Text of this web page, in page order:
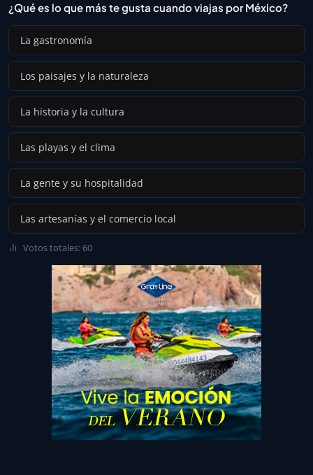
¿Qué es lo que más te gusta cuando viajas por México?
La gastronomía
Los paisajes y la naturaleza
La historia y la cultura
Las playas y el clima
La gente y su hospitalidad
Las artesanías y el comercio local
Votos totales: 60